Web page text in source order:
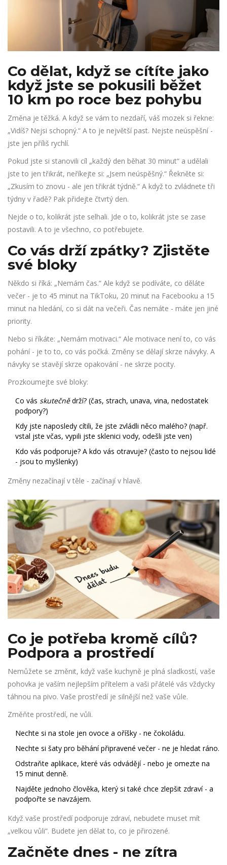
Co dělat, když se cítíte jako
když jste se pokusili běžet
10 km po roce bez pohybu
Změna je těžká. A když se vám to nezdaří, váš mozek si řekne:
„Vidíš? Nejsi schopný.“ A to je největší past. Nejste neúspěšní -
jste jen příliš rychlí.
Pokud jste si stanovili cíl „každý den běhat 30 minut“ a udělali
jste to jen třikrát, neříkejte si: „Jsem neúspěšný.“ Řekněte si:
„Zkusím to znovu - ale jen třikrát týdně.“ A když to zvládnete tři
týdny v řadě? Pak přidejte čtvrtý den.
Nejde o to, kolikrát jste selhali. Jde o to, kolikrát jste se zase
postavili. A to je všechno, co potřebujete.
Co vás drží zpátky? Zjistěte
své bloky
Někdo si říká: „Nemám čas.“ Ale když se podíváte, co děláte
večer - je to 45 minut na TikToku, 20 minut na Facebooku a 15
minut na hledání, co si dát na večeři. Čas nemáte - máte jen jiné
priority.
Nebo si říkáte: „Nemám motivaci.“ Ale motivace není to, co vás
pohání - je to to, co vás počká. Změny se dělají skrze návyky. A
návyky se stavějí skrze opakování - ne skrze pocity.
Prozkoumejte své bloky:
Co vás skutečnědrží? (čas, strach, unava, vina, nedostatek
podpory?)
Kdy jste naposledy cítili, že jste zvládli něco malého? (např.
vstal jste včas, vypili jste sklenici vody, odešli jste ven)
Kdo vás podporuje? A kdo vás otravuje? (často to nejsou lidé
- jsou to myšlenky)
Změny nezačínají v těle - začínají v hlavě.
Co je potřeba kromě cílů?
Podpora a prostředí
Nemůžete se změnit, když vaše kuchyně je plná sladkostí, vaše
pohovka je vaším nejlepším přítelem a vaši přátelé vás vždycky
táhnou na pivo. Vaše prostředí je silnější než vaše vůle.
Změňte prostředí, ne vůli.
Nechte si na stole jen ovoce a oříšky - ne čokoládu.
Nechte si šaty pro běhání připravené večer - ne je hledat ráno.
Odstraňte aplikace, které vás odvádějí - nebo je omezte na
15 minut denně.
Najděte jednoho člověka, který si také chce zlepšit zdraví - a
podpořte se navzájem.
Když vaše prostředí podporuje zdraví, nebudete muset mít
„velkou vůli“. Budete jen dělat to, co je přirozené.
Začněte dnes - ne zítra